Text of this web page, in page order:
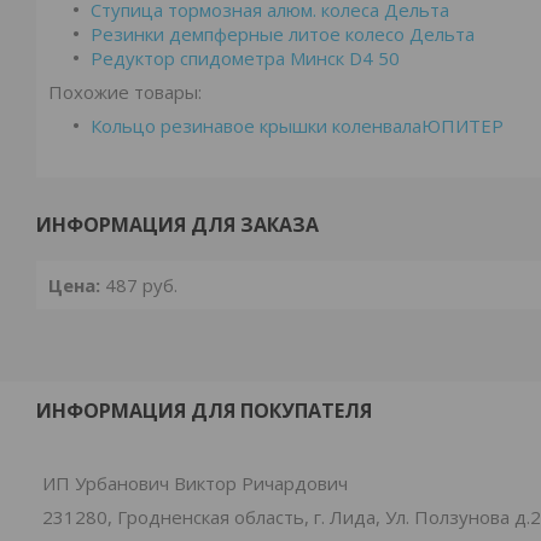
Ступица тормозная алюм. колеса Дельта
Резинки демпферные литое колесо Дельта
Редуктор спидометра Минск D4 50
Похожие товары:
Кольцо резинавое крышки коленвалаЮПИТЕР
ИНФОРМАЦИЯ ДЛЯ ЗАКАЗА
Цена: 487 руб.
ИНФОРМАЦИЯ ДЛЯ ПОКУПАТЕЛЯ
ИП Урбанович Виктор Ричардович
231280, Гродненская область, г. Лида, Ул. Ползунова